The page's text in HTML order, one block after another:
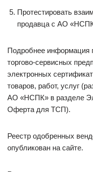
Протестировать
продавца с АО
Подробнее информация
торгово-сервисных
электронных
товаров, работ, услуг
АО «НСПК» в разделе
Оферта для ТСП).
Реестр одобренных
опубликован на сайте.